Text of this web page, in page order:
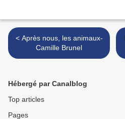
< Après nous, les animaux-
Camille Brunel
Hébergé par Canalblog
Top articles
Pages